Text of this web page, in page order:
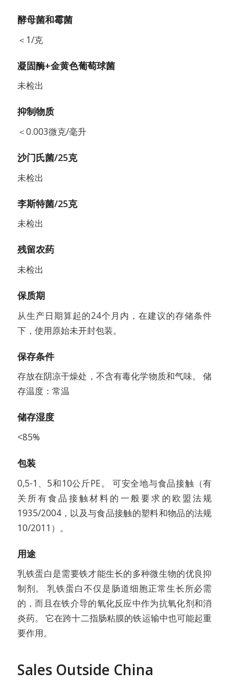
酵母菌和霉菌
＜1/克
凝固酶+金黄色葡萄球菌
未检出
抑制物质
＜0.003微克/毫升
沙门氏菌/25克
未检出
李斯特菌/25克
未检出
残留农药
未检出
保质期
从生产日期算起的24个月内，在建议的存储条件
下，使用原始未开封包装。
保存条件
存放在阴凉干燥处，不含有毒化学物质和气味。 储
存温度：常温
储存湿度
<85%
包装
0,5-1、5和10公斤PE。 可安全地与食品接触（有
关所有食品接触材料的一般要求的欧盟法规
1935/2004，以及与食品接触的塑料和物品的法规
10/2011）。
用途
乳铁蛋白是需要铁才能生长的多种微生物的优良抑
制剂。 乳铁蛋白不仅是肠道细胞正常生长所必需
的，而且在铁介导的氧化反应中作为抗氧化剂和消
炎药。 它在跨十二指肠粘膜的铁运输中也可能起重
要作用。
Sales Outside China